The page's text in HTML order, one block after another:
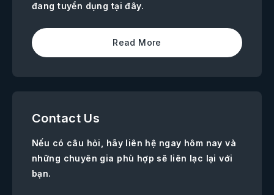
đang tuyển dụng tại đây.
Read More
Contact Us
Nếu có câu hỏi, hãy liên hệ ngay hôm nay và
những chuyên gia phù hợp sẽ liên lạc lại với
bạn.